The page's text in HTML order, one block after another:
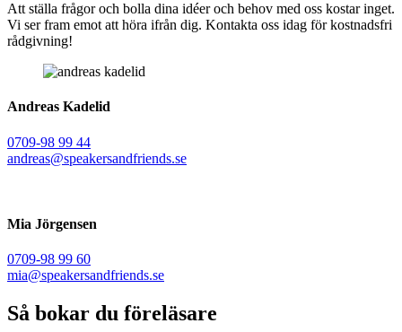
Att ställa frågor och bolla dina idéer och behov med oss kostar inget.
Vi ser fram emot att höra ifrån dig. Kontakta oss idag för kostnadsfri
rådgivning!
Andreas Kadelid ​
0709-98 99 44
andreas@speakersandfriends.se​
Mia Jörgensen
0709-98 99 60
mia@speakersandfriends.se​
Så bokar du föreläsare